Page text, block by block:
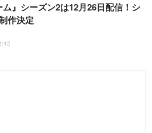
ム』シーズン2は12月26日配信！シ
作決定